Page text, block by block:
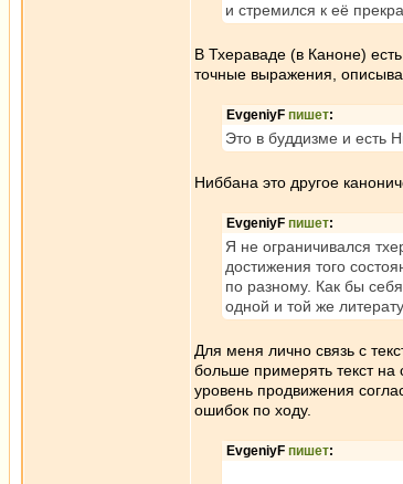
и стремился к её
В Тхераваде (в Каноне)
точные выражения,
EvgeniyF пишет:
Это в буддизме и есть
Ниббана это другое
EvgeniyF пишет:
Я не ограничивался
достижения того
по разному. Как бы
одной и той же
Для меня лично связь с
больше примерять текст
уровень продвижения
ошибок по ходу.
EvgeniyF пишет: